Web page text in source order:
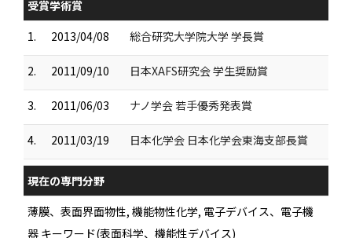
受賞学術賞
1.
2013/04/08 総合研究大学院大学 学長賞
2. 2011/09/10 日本XAFS研究会 学生奨励賞
3. 2011/06/03 ナノ学会 若手優秀発表賞
4. 2011/03/19 日本化学会 日本化学会東海支部長賞
現在の専門分野
薄膜、表面界面物性, 機能物性化学, 電子デバイス、電子機
器 キーワード(表面科学、機能性デバイス)